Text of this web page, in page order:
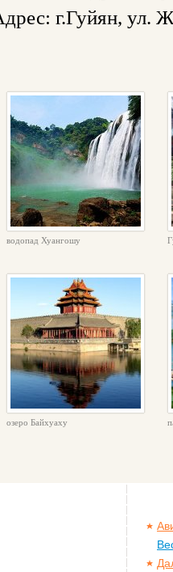
г.Гуйян, ул.
водопад Хуангошу
озеро Байхуаху